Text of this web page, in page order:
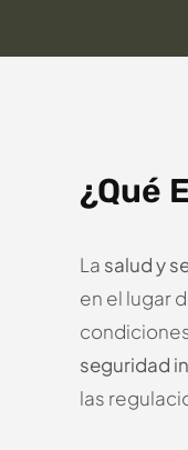
¿Qué
La salud y
en el lugar
seguridad
las